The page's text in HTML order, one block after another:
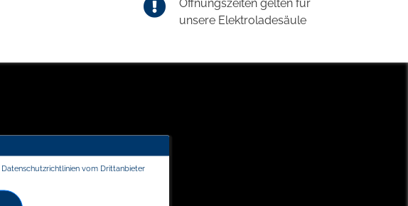
Öffnungszeiten gelten für
unsere Elektroladesäule
Datenschutzrichtlinien vom Drittanbieter